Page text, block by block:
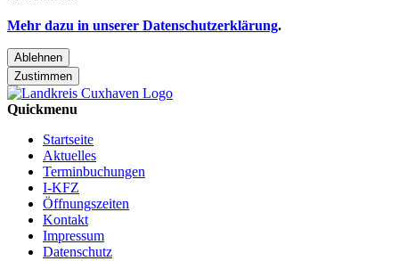
Mehr dazu in unserer Datenschutzerklärung.
Ablehnen
Zustimmen
Quickmenu
Startseite
Aktuelles
Terminbuchungen
I-KFZ
Öffnungszeiten
Kontakt
Impressum
Datenschutz